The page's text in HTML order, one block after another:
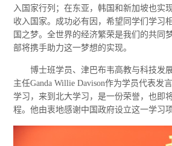
入国家行列；在东亚，韩国和新加坡也实
收入国家。成功必有因，希望同学们学习
国之梦。全世界的经济繁荣是我们的共同
部将携手助力这一梦想的实现。
博士班学员、津巴布韦高教与科技发
主任Ganda Willie Davison作为学员代表发
学习，来到北大学习，是一份荣誉，也即
程。他由衷地感谢中国政府设立这一学习项